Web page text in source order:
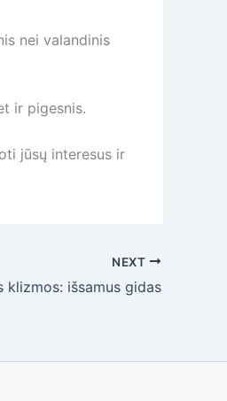
nei valandinis
ir pigesnis.
jūsų interesus ir
NEXT
klizmos: išsamus gidas